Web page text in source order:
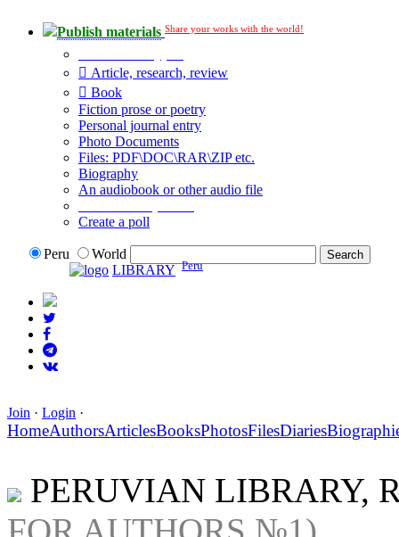
Publish materials Share your works with the world!
Article, research, review
Book
Fiction prose or poetry
Personal journal entry
Photo Documents
Files: PDF\DOC\RAR\ZIP etc.
Biography
An audiobook or other audio file
Create a poll
Peru
World
LIBRARY Peru
Join · Login ·
HomeAuthorsArticlesBooksPhotosFilesDiaries
PERUVIAN LIBRARY,